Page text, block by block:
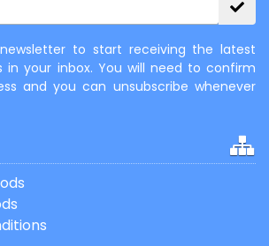
to start receiving the latest
in your inbox. You will need to confirm
and you can unsubscribe whenever